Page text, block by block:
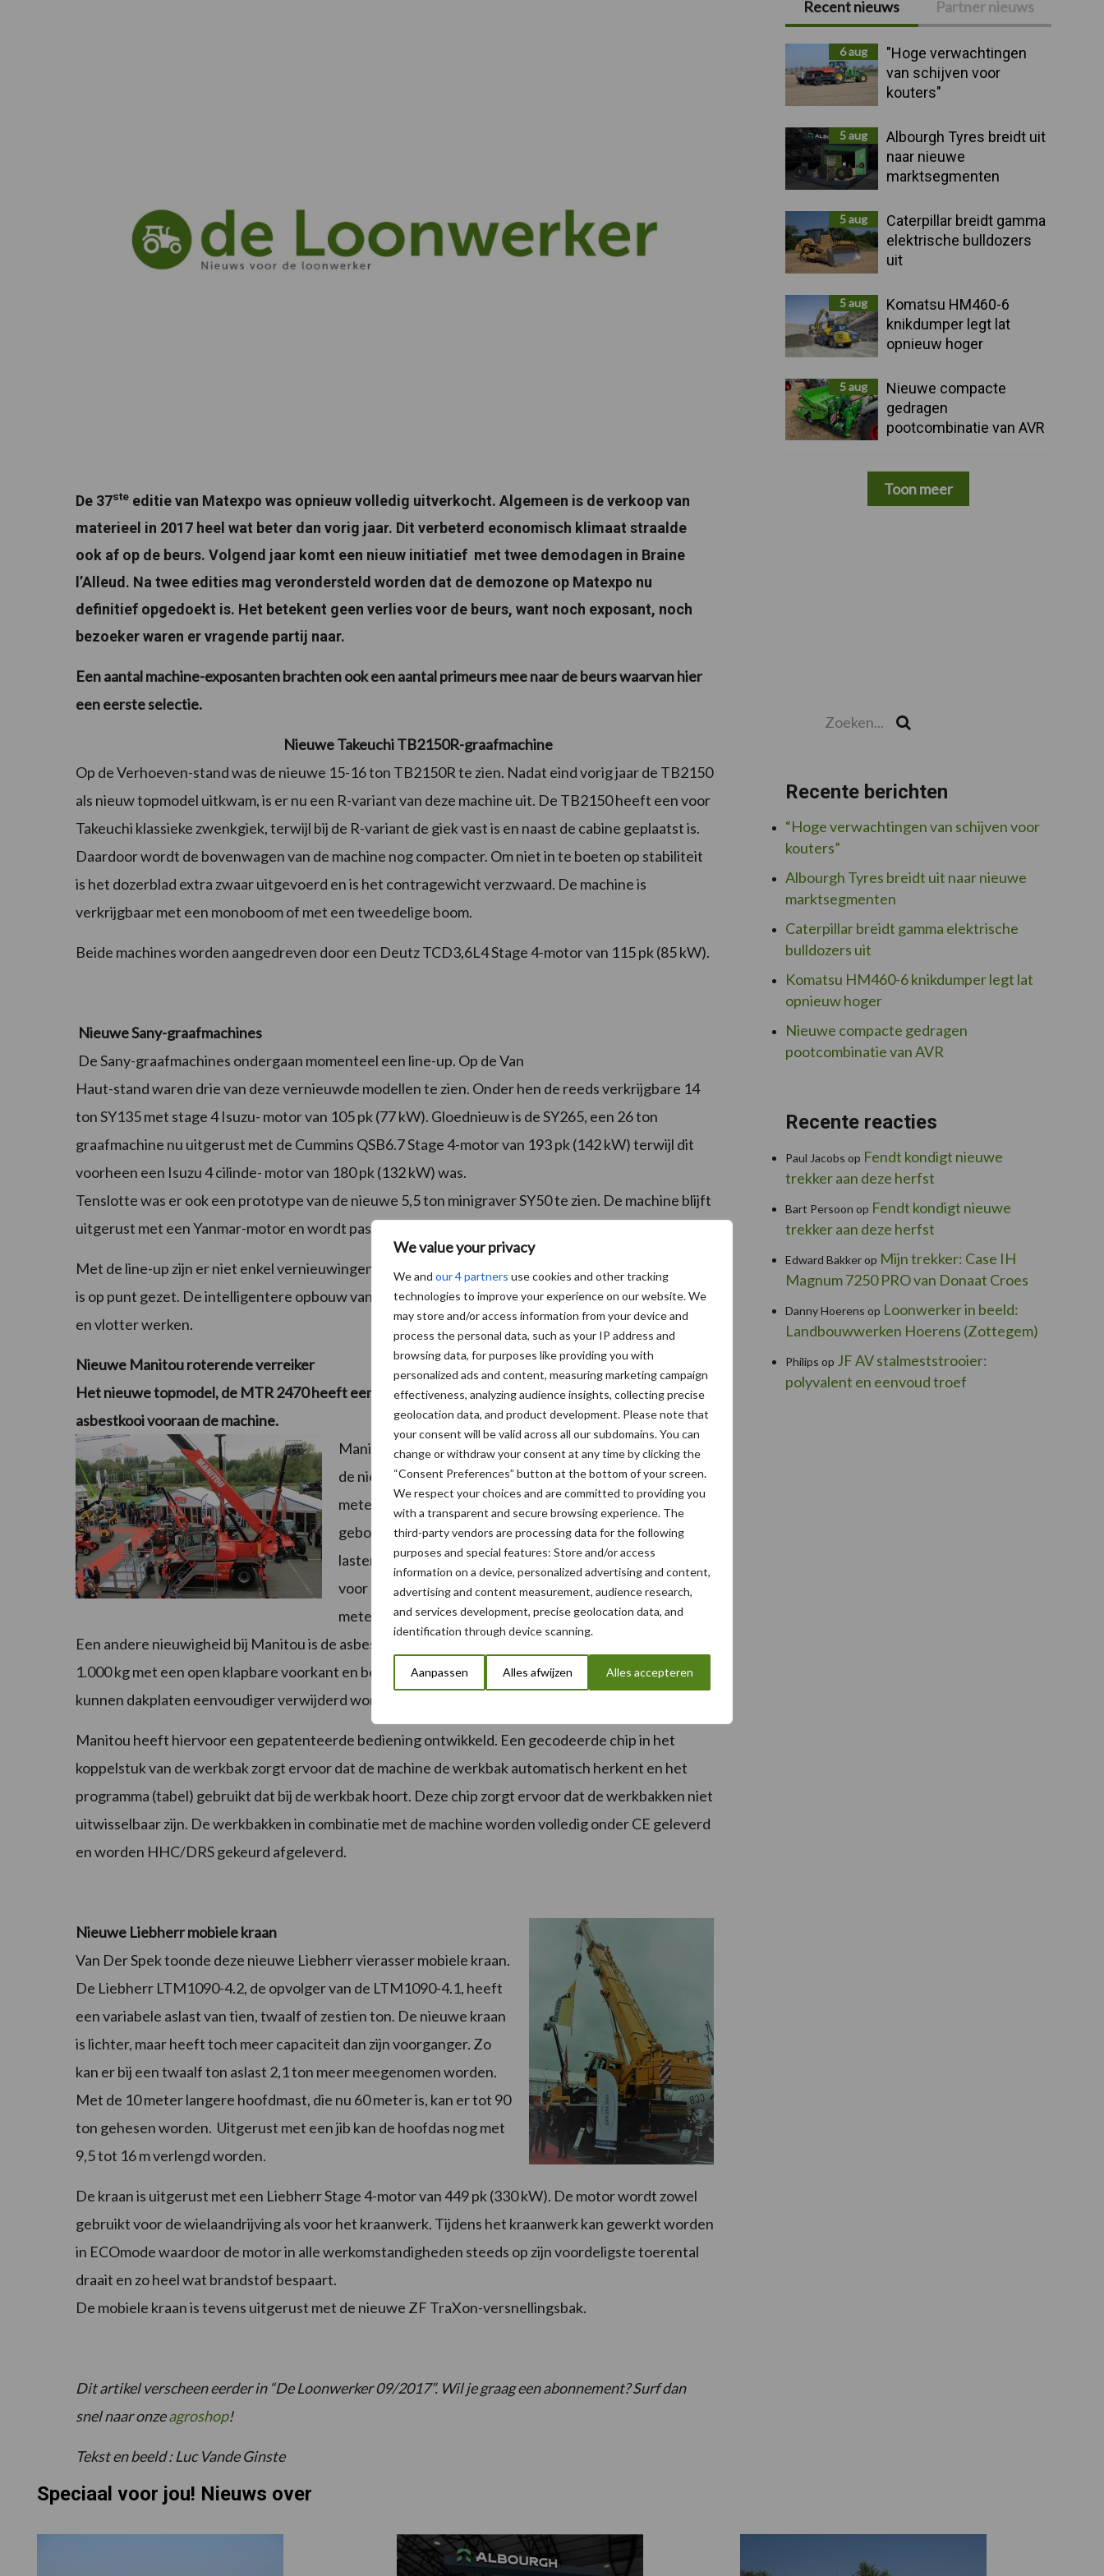
We value your privacy
We and our 4 partners use cookies and other tracking
technologies to improve your experience on our website. We
may store and/or access information from your device and
process the personal data, such as your IP address and
browsing data, for purposes like providing you with
personalized ads and content, measuring marketing campaign
effectiveness, analyzing audience insights, collecting precise
geolocation data, and product development. Please note that
your consent will be valid across all our subdomains. You can
change or withdraw your consent at any time by clicking the
“Consent Preferences” button at the bottom of your screen.
We respect your choices and are committed to providing you
with a transparent and secure browsing experience. The
third-party vendors are processing data for the following
purposes and special features: Store and/or access
information on a device, personalized advertising and content,
advertising and content measurement, audience research,
and services development, precise geolocation data, and
identification through device scanning.
Aanpassen Alles afwijzen Alles accepteren
De 37ste editie van Matexpo was opnieuw volledig uitverkocht. Algemeen is de verkoop van
materieel in 2017 heel wat beter dan vorig jaar. Dit verbeterd economisch klimaat straalde
ook af op de beurs. Volgend jaar komt een nieuw initiatief met twee demodagen in Braine
l’Alleud. Na twee edities mag verondersteld worden dat de demozone op Matexpo nu
definitief opgedoekt is. Het betekent geen verlies voor de beurs, want noch exposant, noch
bezoeker waren er vragende partij naar.
Een aantal machine-exposanten brachten ook een aantal primeurs mee naar de beurs waarvan hier
een eerste selectie.
Nieuwe Takeuchi TB2150R-graafmachine
Op de Verhoeven-stand was de nieuwe 15-16 ton TB2150R te zien. Nadat eind vorig jaar de TB2150
als nieuw topmodel uitkwam, is er nu een R-variant van deze machine uit. De TB2150 heeft een voor
Takeuchi klassieke zwenkgiek, terwijl bij de R-variant de giek vast is en naast de cabine geplaatst is.
Daardoor wordt de bovenwagen van de machine nog compacter. Om niet in te boeten op stabiliteit
is het dozerblad extra zwaar uitgevoerd en is het contragewicht verzwaard. De machine is
verkrijgbaar met een monoboom of met een tweedelige boom.
Beide machines worden aangedreven door een Deutz TCD3,6L4 Stage 4-motor van 115 pk (85 kW).
Nieuwe Sany-graafmachines
De Sany-graafmachines ondergaan momenteel een line-up. Op de Van
Haut-stand waren drie van deze vernieuwde modellen te zien. Onder hen de reeds verkrijgbare 14
ton SY135 met stage 4 Isuzu- motor van 105 pk (77 kW). Gloednieuw is de SY265, een 26 ton
graafmachine nu uitgerust met de Cummins QSB6.7 Stage 4-motor van 193 pk (142 kW) terwijl dit
voorheen een Isuzu 4 cilinde- motor van 180 pk (132 kW) was.
Tenslotte was er ook een prototype van de nieuwe 5,5 ton minigraver SY50 te zien. De machine blijft
uitgerust met een Yanmar-motor en wordt pas eind 2017 verkrijgbaar.
Met de line-up zijn er niet enkel vernieuwingen op motorniveau, ook het ganse hydraulische systeem
is op punt gezet. De intelligentere opbouw van de hydrauliek zorgt dat de machines nu veel sneller
en vlotter werken.
Nieuwe Manitou roterende verreiker
Het nieuwe topmodel, de MTR 2470 heeft een hefcapaciteit van maar liefst 7 ton! Bemerk de
asbestkooi vooraan de machine.
Manitou toonde in wereldpremière in de Privilege-reeks
de nieuwe MRT3050 (30 meter, 5 ton) en de MRT2470 (24
meter, 7 ton). Het nieuwe chassis waarop deze machines
gebouwd zijn in combinatie met perfect geoptimaliseerde
lastendiagrammen en proportionele afstempeling zorgen
voor extra capaciteit. Met deze 7 ton hefcapaciteit op 24
meter hefhoogte blinkt Manitou opnieuw uit.
Een andere nieuwigheid bij Manitou is de asbestkooi. Het is een werkbak met een capaciteit van
1.000 kg met een open klapbare voorkant en bediening vanuit de cabine. Met de open voorkant
kunnen dakplaten eenvoudiger verwijderd worden.
Manitou heeft hiervoor een gepatenteerde bediening ontwikkeld. Een gecodeerde chip in het
koppelstuk van de werkbak zorgt ervoor dat de machine de werkbak automatisch herkent en het
programma (tabel) gebruikt dat bij de werkbak hoort. Deze chip zorgt ervoor dat de werkbakken niet
uitwisselbaar zijn. De werkbakken in combinatie met de machine worden volledig onder CE geleverd
en worden HHC/DRS gekeurd afgeleverd.
Nieuwe Liebherr mobiele kraan
Van Der Spek toonde deze nieuwe Liebherr vierasser mobiele kraan.
De Liebherr LTM1090-4.2, de opvolger van de LTM1090-4.1, heeft
een variabele aslast van tien, twaalf of zestien ton. De nieuwe kraan
is lichter, maar heeft toch meer capaciteit dan zijn voorganger. Zo
kan er bij een twaalf ton aslast 2,1 ton meer meegenomen worden.
Met de 10 meter langere hoofdmast, die nu 60 meter is, kan er tot 90
ton gehesen worden. Uitgerust met een jib kan de hoofdas nog met
9,5 tot 16 m verlengd worden.
De kraan is uitgerust met een Liebherr Stage 4-motor van 449 pk (330 kW). De motor wordt zowel
gebruikt voor de wielaandrijving als voor het kraanwerk. Tijdens het kraanwerk kan gewerkt worden
in ECOmode waardoor de motor in alle werkomstandigheden steeds op zijn voordeligste toerental
draait en zo heel wat brandstof bespaart.
De mobiele kraan is tevens uitgerust met de nieuwe ZF TraXon-versnellingsbak.
Dit artikel verscheen eerder in “De Loonwerker 09/2017”. Wil je graag een abonnement? Surf dan
snel naar onzeagroshop!
Tekst en beeld : Luc Vande Ginste
Primaire
Sidebar
Recent nieuws Partner nieuws
6 aug
"Hoge verwachtingen
van schijven voor
kouters"
5 aug
Albourgh Tyres breidt uit
naar nieuwe
marktsegmenten
5 aug
Caterpillar breidt gamma
elektrische bulldozers
uit
5 aug
Komatsu HM460-6
knikdumper legt lat
opnieuw hoger
5 aug
Nieuwe compacte
gedragen
pootcombinatie van AVR
Toon meer
Recente berichten
“Hoge verwachtingen van schijven voor
kouters”
Albourgh Tyres breidt uit naar nieuwe
marktsegmenten
Caterpillar breidt gamma elektrische
bulldozers uit
Komatsu HM460-6 knikdumper legt lat
opnieuw hoger
Nieuwe compacte gedragen
pootcombinatie van AVR
Recente reacties
Paul Jacobs op Fendt kondigt nieuwe
trekker aan deze herfst
Bart Persoon op Fendt kondigt nieuwe
trekker aan deze herfst
Edward Bakkerop Mijn trekker: Case IH
Magnum 7250 PRO van Donaat Croes
Danny Hoerens op Loonwerker in beeld:
Landbouwwerken Hoerens (Zottegem)
Philips op JF AV stalmeststrooier:
polyvalent en eenvoud troef
Speciaal voor jou! Nieuws over